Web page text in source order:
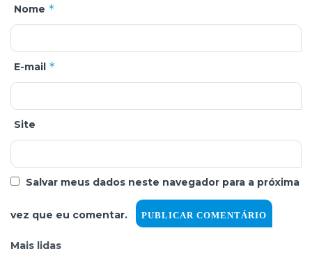
Nome *
E-mail *
Site
Salvar meus dados neste navegador para a próxima
vez que eu comentar.
Mais lidas